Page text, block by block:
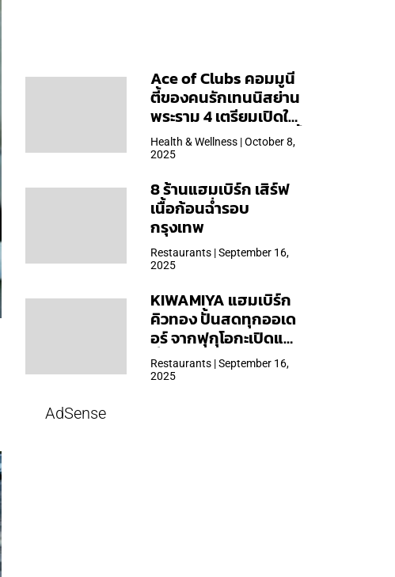
Ace of Clubs คอมมูนี
ตี้ของคนรักเทนนิสย่าน
พระราม 4 เตรียมเปิดให้
บริการวันแรก 19 ต.ค. นี้
Health & Wellness | October 8,
2025
8 ร้านแฮมเบิร์ก เสิร์ฟ
เนื้อก้อนฉ่ำรอบ
กรุงเทพ
Restaurants | September 16,
2025
KIWAMIYA แฮมเบิร์ก
คิวทอง ปั้นสดทุกออเด
อร์ จากฟุกุโอกะเปิดแล้ว
ที่ Central Park
Restaurants | September 16,
2025
AdSense